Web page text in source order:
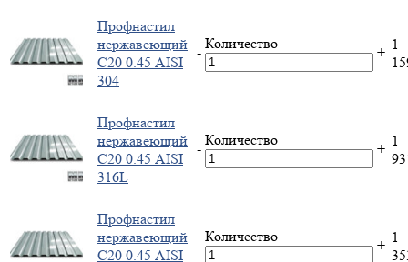
Профнастил
нержавеющий
С20 0.45 AISI
304
-
Количество
+ 1
Профнастил
нержавеющий
С20 0.45 AISI
316L
-
Количество
+ 1
Профнастил
нержавеющий
С20 0.45 AISI
-
Количество
+ 1